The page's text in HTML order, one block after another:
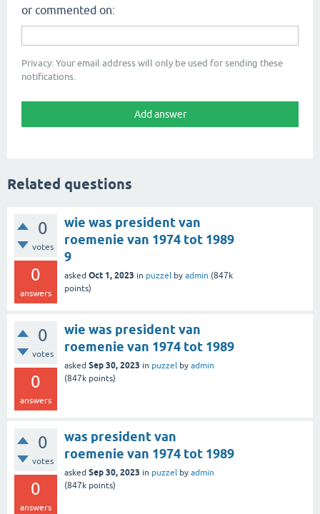
or commented on:
Privacy: Your email address will only be used for sending these
notifications.
Related questions
0
votes
0
answers
wie was president van
roemenie van 1974 tot 1989
9
asked Oct 1, 2023 in puzzel by admin (847k
points)
0
votes
0
answers
wie was president van
roemenie van 1974 tot 1989
asked Sep 30, 2023 in puzzel by admin
(847k points)
0
votes
0
answers
was president van
roemenie van 1974 tot 1989
asked Sep 30, 2023 in puzzel by admin
(847k points)